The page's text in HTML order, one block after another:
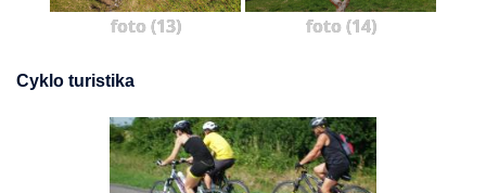
foto (13) foto (14)
Cyklo turistika